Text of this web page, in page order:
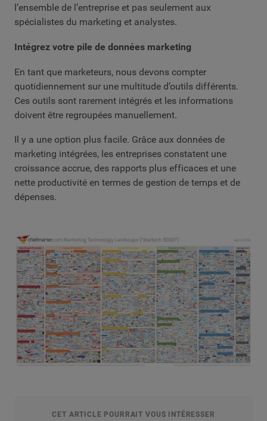
l’ensemble de l’entreprise et pas seulement aux
spécialistes du marketing et analystes.
Intégrez votre pile de données marketing
En tant que marketeurs, nous devons compter
quotidiennement sur une multitude d’outils différents.
Ces outils sont rarement intégrés et les informations
doivent être regroupées manuellement.
Il y a une option plus facile. Grâce aux données de
marketing intégrées, les entreprises constatent une
croissance accrue, des rapports plus efficaces et une
nette productivité en termes de gestion de temps et de
dépenses.
CET ARTICLE POURRAIT VOUS INTÉRESSER